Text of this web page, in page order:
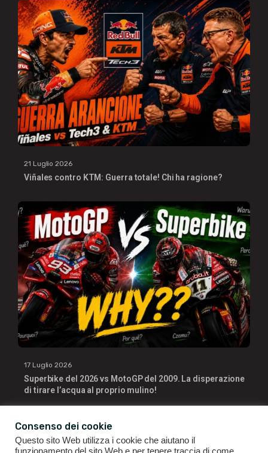
21 Luglio 2026
Viñales contro KTM: Guerra totale! Chi ha ragione?
17 Luglio 2026
Superbike del 2026 vs MotoGP del 2009. La disperazione
di tirare l’acqua al proprio mulino!
Consenso dei cookie
Questo sito Web utilizza i cookie che aiutano il